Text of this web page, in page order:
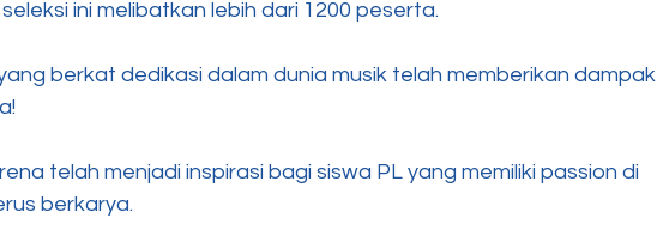
ini melibatkan lebih dari 1200 peserta.
berkat dedikasi dalam dunia musik telah memberikan dampak
telah menjadi inspirasi bagi siswa PL yang memiliki passion di
berkarya.